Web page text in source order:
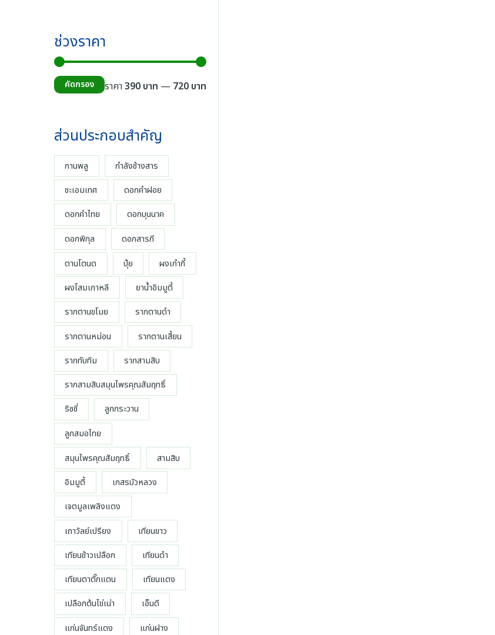
0
บ
h
0
0
0
บ
า
ท
บ
ท
r
o
u
g
h
7
4
0
.
0
0
า
ท
น
3
9
0
บ
า
ท
t
h
r
o
u
h
0
.
0
0
บ
ท
ต่
ค
ะ
แ
น
r
a
e
3
9
0
0
0
บ
า
t
h
o
u
g
h
7
0
.
0
0
ท
ช่วงราคา
คัดกรอง ราคา 390 บาท — 720 บาท
ส่วนประกอบสำคัญ
กานพลู
กำลังช้างสาร
ชะเอมเทศ
ดอกคำฝอย
ดอกคำไทย
ดอกบุนนาค
ดอกพิกุล
ดอกสารภี
ตานโตนด
ปุ๋ย
ผงเก๋ากี้
ผงโสมเกาหลี
ยาน้ำอิมมูตี้
รากตานขโมย
รากตานดำ
รากตานหม่อน
รากตานเสี้ยน
รากทับทิม
รากสามสิบ
รากสามสิบสมุนไพรคุณสัมฤทธิ์
ริซซี่
ลูกกระวาน
ลูกสมอไทย
สมุนไพรคุณสัมฤทธิ์
สามสิบ
อิมมูตี้
เกสรบัวหลวง
เจตมูลเพลิงแดง
เถาวัลย์เปรียง
เทียนขาว
เทียนข้าวเปลือก
เทียนดำ
เทียนตาตั๊กแตน
เทียนแดง
เปลือกต้นไข่เน่า
เอ็นดี
แก่นจันทร์แดง
แก่นฝาง